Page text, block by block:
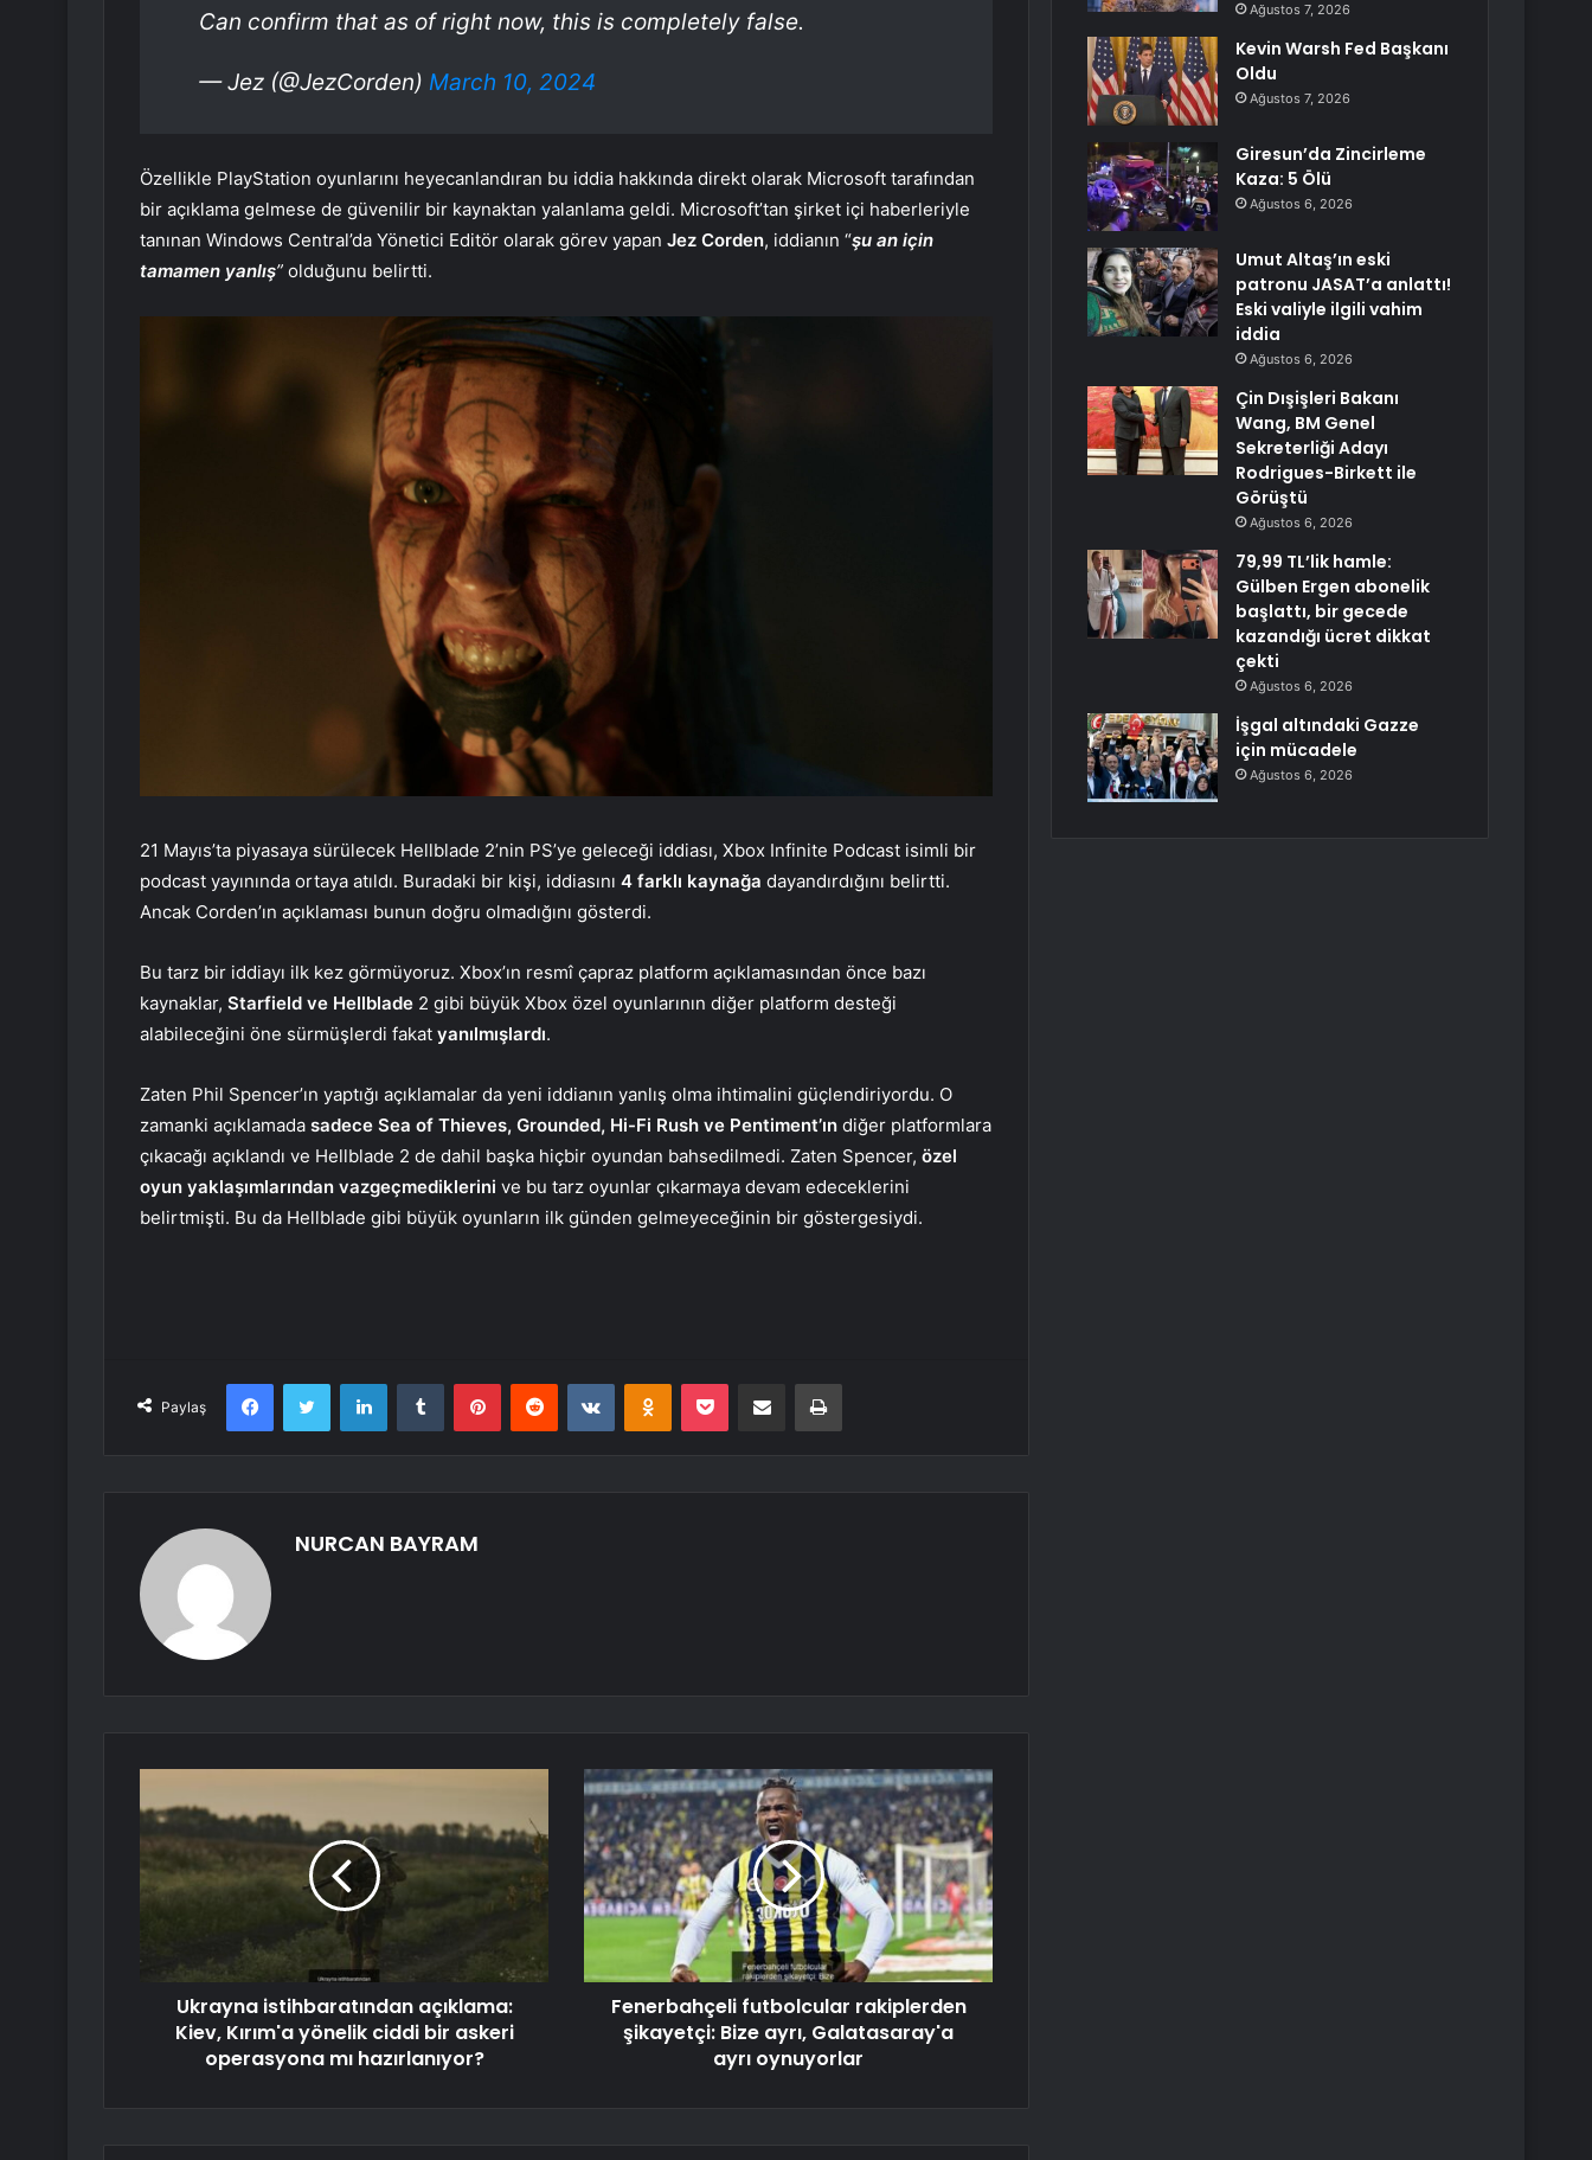
Can confirm that as of right now, this is completely false.
— Jez (@JezCorden) March 10, 2024
Özellikle PlayStation oyunlarını heyecanlandıran bu iddia hakkında direkt olarak Microsoft tarafından
bir açıklama gelmese de güvenilir bir kaynaktan yalanlama geldi. Microsoft’tan şirket içi haberleriyle
tanınan Windows Central’da Yönetici Editör olarak görev yapan Jez Corden, iddianın “şu an için
tamamen yanlış” olduğunu belirtti.
21 Mayıs’ta piyasaya sürülecek Hellblade 2’nin PS’ye geleceği iddiası, Xbox Infinite Podcast isimli bir
podcast yayınında ortaya atıldı. Buradaki bir kişi, iddiasını 4 farklı kaynağa dayandırdığını belirtti.
Ancak Corden’ın açıklaması bunun doğru olmadığını gösterdi.
Bu tarz bir iddiayı ilk kez görmüyoruz. Xbox’ın resmî çapraz platform açıklamasından önce bazı
kaynaklar, Starfield ve Hellblade 2 gibi büyük Xbox özel oyunlarının diğer platform desteği
alabileceğini öne sürmüşlerdi fakat yanılmışlardı.
Zaten Phil Spencer’ın yaptığı açıklamalar da yeni iddianın yanlış olma ihtimalini güçlendiriyordu. O
zamanki açıklamada sadece Sea of Thieves, Grounded, Hi-Fi Rush ve Pentiment’ın diğer platformlara
çıkacağı açıklandı ve Hellblade 2 de dahil başka hiçbir oyundan bahsedilmedi. Zaten Spencer, özel
oyun yaklaşımlarından vazgeçmediklerini ve bu tarz oyunlar çıkarmaya devam edeceklerini
belirtmişti. Bu da Hellblade gibi büyük oyunların ilk günden gelmeyeceğinin bir göstergesiydi.
Paylaş
FacebookTwitter LinkedInTumblr PinterestReddit VKontakteOdnoklassniki
Pocket E-Posta ile paylaş Yazdır
NURCAN BAYRAM
Ukrayna istihbaratından açıklama:
Kiev, Kırım'a yönelik ciddi bir askeri
operasyona mı hazırlanıyor?
Fenerbahçeli futbolcular rakiplerden
şikayetçi: Bize ayrı, Galatasaray'a
ayrı oynuyorlar
Ağustos 7, 2026
Kevin Warsh Fed Başkanı
Oldu
Ağustos 7, 2026
Giresun’da Zincirleme
Kaza: 5 Ölü
Ağustos 6, 2026
Umut Altaş’ın eski
patronu JASAT’a anlattı!
Eski valiyle ilgili vahim
iddia
Ağustos 6, 2026
Çin Dışişleri Bakanı
Wang, BM Genel
Sekreterliği Adayı
Rodrigues-Birkett ile
Görüştü
Ağustos 6, 2026
79,99 TL’lik hamle:
Gülben Ergen abonelik
başlattı, bir gecede
kazandığı ücret dikkat
çekti
Ağustos 6, 2026
İşgal altındaki Gazze
için mücadele
Ağustos 6, 2026